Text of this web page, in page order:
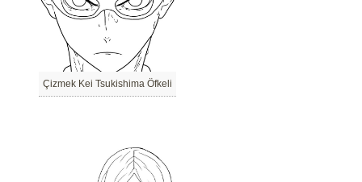
Çizmek Kei Tsukishima Öfkeli